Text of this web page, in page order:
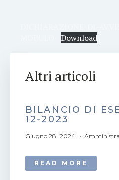
Download
Altri articoli
BILANCIO DI
12-2023
Giugno 28, 2024
READ MORE